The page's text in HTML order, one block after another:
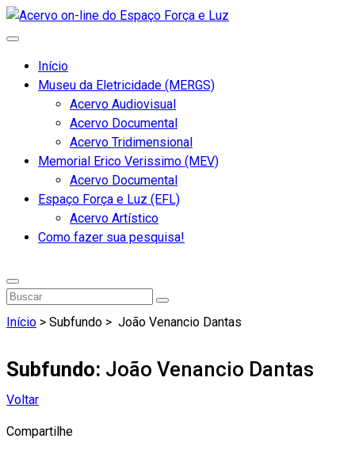
Início
Museu da Eletricidade (MERGS)
Acervo Audiovisual
Acervo Documental
Acervo Tridimensional
Memorial Erico Verissimo (MEV)
Acervo Documental
Espaço Força e Luz (EFL)
Acervo Artístico
Como fazer sua pesquisa!
Início > Subfundo > João Venancio Dantas
Subfundo: João Venancio Dantas
Voltar
Compartilhe